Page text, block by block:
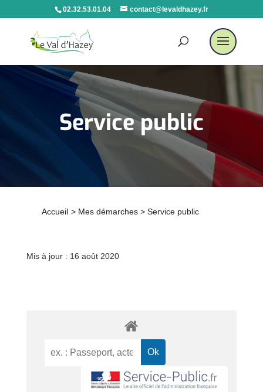
02.32.53.01.04 contact@levaldhazey.fr
Service public
Accueil > Mes démarches > Service public
Mis à jour : 16 août 2020